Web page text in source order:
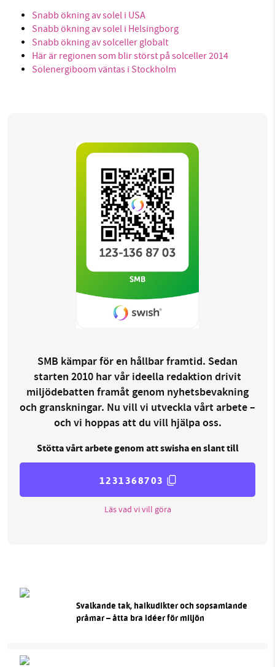
Snabb ökning av solel i USA
Snabb ökning av solel i Helsingborg
Snabb ökning av solceller globalt
Här är regionen som blir störst på solceller 2014
Solenergiboom väntas i Stockholm
SMB kämpar för en hållbar framtid. Sedan
starten 2010 har vår ideella redaktion drivit
miljödebatten framåt genom nyhetsbevakning
och granskningar. Nu vill vi utveckla vårt arbete –
och vi hoppas att du vill hjälpa oss.
Stötta vårt arbete genom att swisha en slant till
1231368703
Läs vad vi vill göra
Svalkande tak, haikudikter och sopsamlande
pråmar – åtta bra idéer för miljön
Läs vad vi vill göra